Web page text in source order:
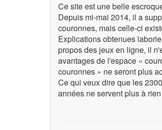
Ce site est une belle
Depuis mi-mai 2014, il a
couronnes, mais celle-ci
Explications obtenues
propos des jeux en ligne, il
avantages de l'espace «
couronnes » ne seront plus
Ce qui veux dire que les
années ne servent plus à